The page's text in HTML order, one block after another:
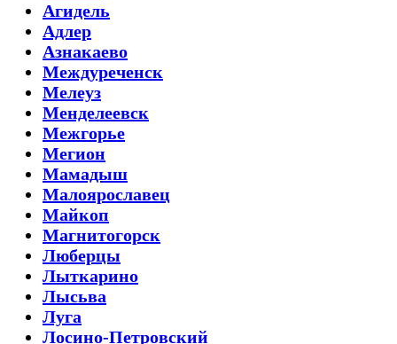
Агидель
Адлер
Азнакаево
Междуреченск
Мелеуз
Менделеевск
Межгорье
Мегион
Мамадыш
Малоярославец
Майкоп
Магнитогорск
Люберцы
Лыткарино
Лысьва
Луга
Лосино-Петровский